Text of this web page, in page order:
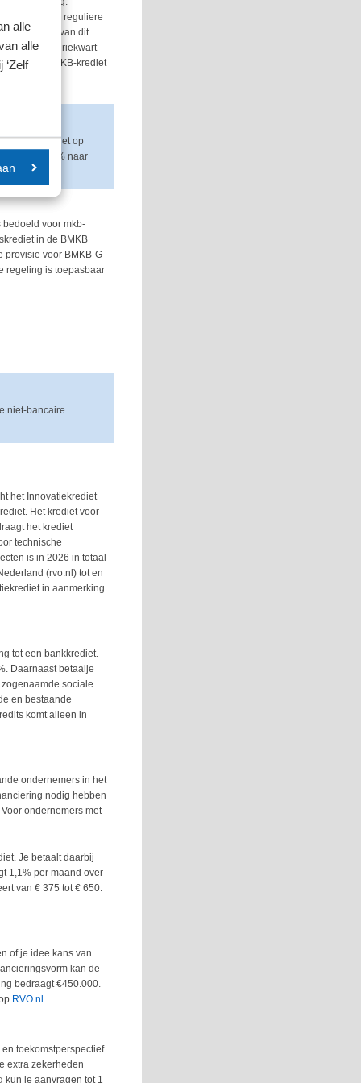
alle
alle
indient. In de reguliere
90% van dit
kunnen driekwart
van het BMKB-krediet
het kabinet op
van 50% naar
bedoeld voor mkb-
in de BMKB
provisie voor BMKB-G
regeling is toepasbaar
niet-bancaire
het Innovatiekrediet
Het krediet voor
het krediet
technische
is in 2026 in totaal
(rvo.nl) tot en
in aanmerking
tot een bankkrediet.
Daarnaast betaalje
sociale
en bestaande
komt alleen in
ondernemers in het
nodig hebben
ondernemers met
Je betaalt daarbij
1,1% per maand over
van € 375 tot € 650.
of je idee kans van
kan de
bedraagt €450.000.
RVO.nl .
toekomstperspectief
extra zekerheden
kun je aanvragen tot 1